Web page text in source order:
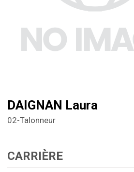
DAIGNAN Laura
02-Talonneur
CARRIÈRE